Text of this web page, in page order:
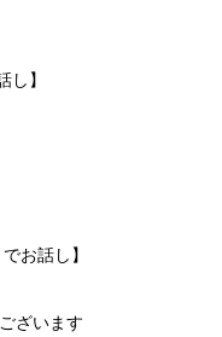
し】
お話し】
ざいます